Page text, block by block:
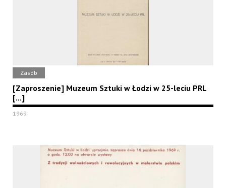
Zasób
[Zaproszenie] Muzeum Sztuki w Łodzi w 25-leciu PRL
[...]
1969